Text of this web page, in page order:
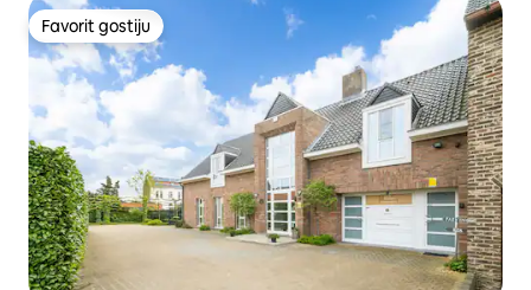
Favorit gostiju
Favorit gostiju